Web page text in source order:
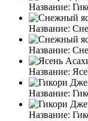
Название:
Название:
Название:
Название:
Название:
Название: